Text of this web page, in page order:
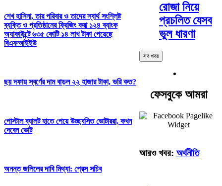
শেখ হাসিনা, তার পরিবার ও তাদের স্বার্থ সংশ্লিষ্ট
ব্যক্তি ও প্রতিষ্ঠানের ফ্রিজিং করা ১২৪ ব্যাংক
অ্যাকাউন্টে ৬৩৫ কোটি ১৪ লাখ টাকা পেয়েছে
বিএফআইইউ
ছয় দফায় স্বর্ণের দাম বাড়ল ২২ হাজার টাকা, ভরি কত?
পোস্টাল ব্যালট হাতে পেয়ে উচ্ছ্বসিত ভোটাররা, কখন
দেবেন ভোট
অনন্ত জলিলের দাবি মিথ্যা: প্রেস সচিব
রোজা নিয়ে
প্রচলিত যেসব
ভুল ধারণা
সব খবর
ফেসবুকে আমরা
আরও খবর: অর্থনীতি